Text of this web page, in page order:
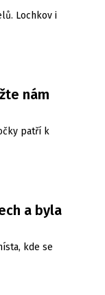
Lochkov i
nám
patří k
a byla
kde se